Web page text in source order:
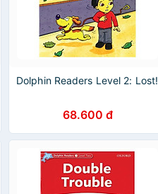
Dolphin Readers Level 2: Lost!
68.600 đ